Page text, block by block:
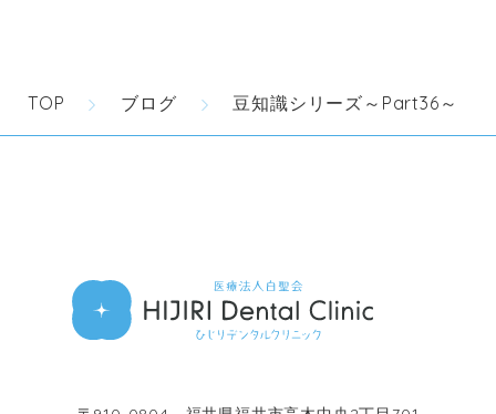
TOP ブログ 豆知識シリーズ～Part36～